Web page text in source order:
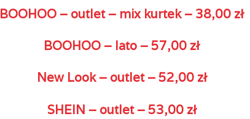
BOOHOO – outlet – mix kurtek – 38,00 zł
BOOHOO – lato – 57,00 zł
New Look – outlet – 52,00 zł
SHEIN – outlet – 53,00 zł